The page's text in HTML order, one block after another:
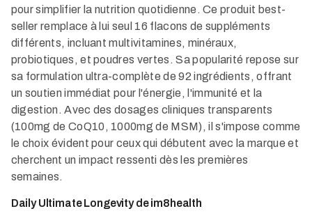
pour simplifier la nutrition quotidienne. Ce produit best-
seller remplace à lui seul 16 flacons de suppléments
différents, incluant multivitamines, minéraux,
probiotiques, et poudres vertes. Sa popularité repose sur
sa formulation ultra-complète de 92 ingrédients, offrant
un soutien immédiat pour l'énergie, l'immunité et la
digestion. Avec des dosages cliniques transparents
(100mg de CoQ10, 1000mg de MSM), il s'impose comme
le choix évident pour ceux qui débutent avec la marque et
cherchent un impact ressenti dès les premières
semaines.
Daily Ultimate Longevity de im8health